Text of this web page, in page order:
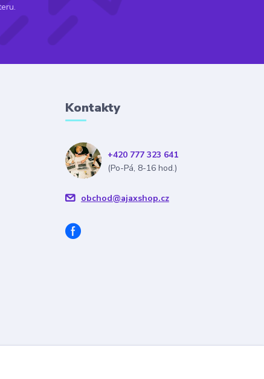
Kontakty
+420 777 323 641
(Po-Pá, 8-16 hod.)
obchod@ajaxshop.cz